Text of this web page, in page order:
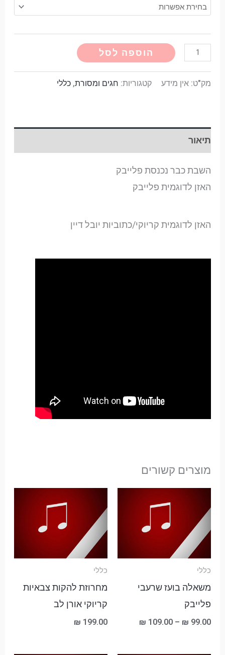
הוספה לסל Alternative:
מק"ט: אין מידע קטגוריות: חגים ומסורת, כללי
תיאור
השבת כבר נכנסת פלייבק
האזן לדוגמית פלייבק
האזן לדוגמית קריוקי/כתוביות יובל דיין
מוצרים קשורים
כללי
משאלה בועז שרעבי
פלייבק
₪ 99.00
–
₪ 109.00
כללי
מחרוזת להקות צבאיות
קריוקי אורן לב
₪ 199.00